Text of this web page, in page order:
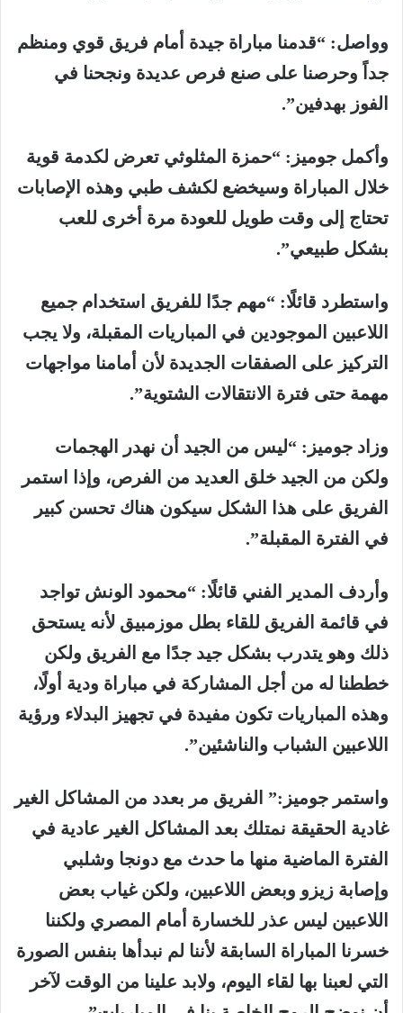
وواصل: “قدمنا مباراة جيدة أمام فريق قوي ومنظم
جداً وحرصنا على صنع فرص عديدة ونجحنا في
الفوز بهدفين”.
وأكمل جوميز: “حمزة المثلوثي تعرض لكدمة قوية
خلال المباراة وسيخضع لكشف طبي وهذه الإصابات
تحتاج إلى وقت طويل للعودة مرة أخرى للعب
بشكل طبيعي”.
واستطرد قائلًا: “مهم جدًا للفريق استخدام جميع
اللاعبين الموجودين في المباريات المقبلة، ولا يجب
التركيز على الصفقات الجديدة لأن أمامنا مواجهات
مهمة حتى فترة الانتقالات الشتوية”.
وزاد جوميز: “ليس من الجيد أن نهدر الهجمات
ولكن من الجيد خلق العديد من الفرص، وإذا استمر
الفريق على هذا الشكل سيكون هناك تحسن كبير
في الفترة المقبلة”.
وأردف المدير الفني قائلًا: “محمود الونش تواجد
في قائمة الفريق للقاء بطل موزمبيق لأنه يستحق
ذلك وهو يتدرب بشكل جيد جدًا مع الفريق ولكن
خططنا له من أجل المشاركة في مباراة ودية أولًا،
وهذه المباريات تكون مفيدة في تجهيز البدلاء ورؤية
اللاعبين الشباب والناشئين”.
واستمر جوميز:” الفريق مر بعدد من المشاكل الغير
غادية الحقيقة نمتلك بعد المشاكل الغير عادية في
الفترة الماضية منها ما حدث مع دونجا وشلبي
وإصابة زيزو وبعض اللاعبين، ولكن غياب بعض
اللاعبين ليس عذر للخسارة أمام المصري ولكننا
خسرنا المباراة السابقة لأننا لم نبدأها بنفس الصورة
التي لعبنا بها لقاء اليوم، ولابد علينا من الوقت لآخر